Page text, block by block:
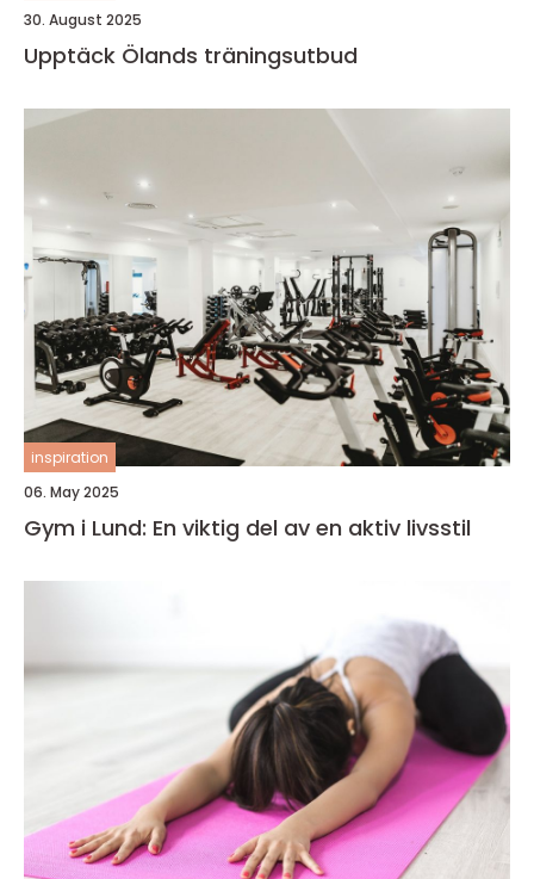
30. August 2025
Upptäck Ölands träningsutbud
inspiration
06. May 2025
Gym i Lund: En viktig del av en aktiv livsstil